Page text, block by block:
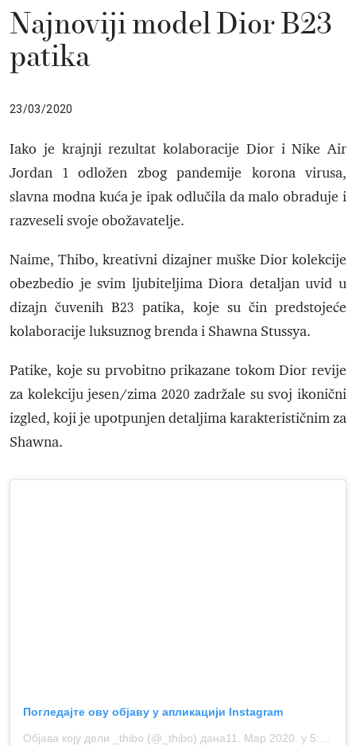
Najnoviji model Dior B23
patika
23/03/2020
Iako je krajnji rezultat kolaboracije Dior i Nike Air
Jordan 1 odložen zbog pandemije korona virusa,
slavna modna kuća je ipak odlučila da malo obraduje i
razveseli svoje obožavatelje.
Naime, Thibo, kreativni dizajner muške Dior kolekcije
obezbedio je svim ljubiteljima Diora detaljan uvid u
dizajn čuvenih B23 patika, koje su čin predstojeće
kolaboracije luksuznog brenda i Shawna Stussya.
Patike, koje su prvobitno prikazane tokom Dior revije
za kolekciju jesen/zima 2020 zadržale su svoj ikonični
izgled, koji je upotpunjen detaljima karakterističnim za
Shawna.
Погледајте ову објаву у апликацији Instagram
Објава коју дели _thibo (@_thibo) дана11. Мар 2020. у 5:17 PDT